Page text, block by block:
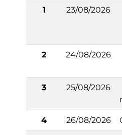
1 23/08/2026
2 24/08/2026
3 25/08/2026
4 26/08/2026